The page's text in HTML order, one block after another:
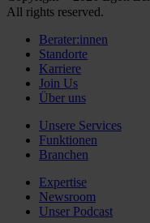
All rights reserved.
Berater:innen
Standorte
Karriere
Join Us
Über uns
Unsere Services
Funktionen
Branchen
Expertise
Newsroom
Unser Podcast